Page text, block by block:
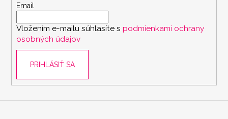
Email
Vložením e-mailu súhlasíte s podmienkami ochrany
osobných údajov
PRIHLÁSIŤ SA